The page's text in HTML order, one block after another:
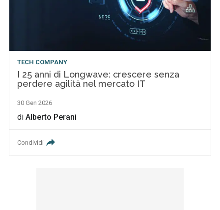
TECH COMPANY
I 25 anni di Longwave: crescere senza
perdere agilità nel mercato IT
30 Gen 2026
diAlberto Perani
Condividi